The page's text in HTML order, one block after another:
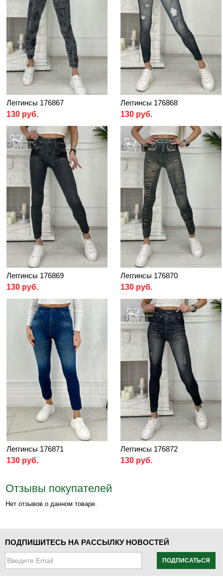
Леггинсы 176867
130 руб.
Леггинсы 176868
130 руб.
Леггинсы 176869
130 руб.
Леггинсы 176870
130 руб.
Леггинсы 176871
130 руб.
Леггинсы 176872
130 руб.
Отзывы покупателей
Нет отзывов о данном товаре.
ПОДПИШИТЕСЬ НА РАССЫЛКУ НОВОСТЕЙ
ПОДПИСАТЬСЯ